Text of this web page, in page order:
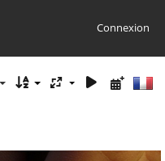
Connexion